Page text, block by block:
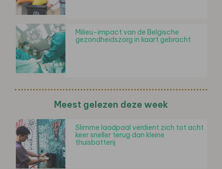
Milieu-impact van de Belgische
gezondheidszorg in kaart gebracht
Meest gelezen deze week
Slimme laadpaal verdient zich tot acht
keer sneller terug dan kleine
thuisbatterij